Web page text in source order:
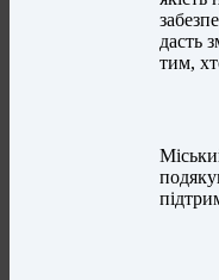
дасть
тим,